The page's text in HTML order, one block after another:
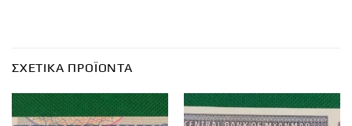
ΣΧΕΤΙΚΆ ΠΡΟΪΌΝΤΑ